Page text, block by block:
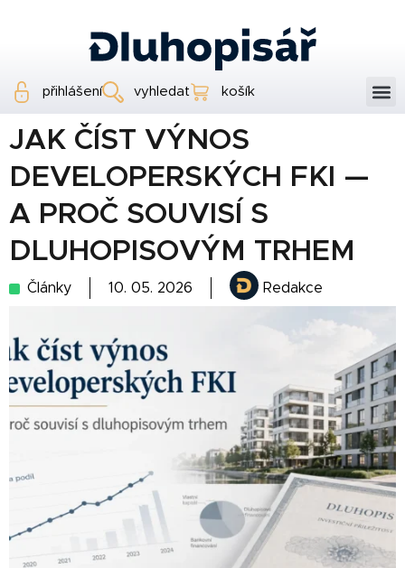
přihlášení vyhledat košík
JAK ČÍST VÝNOS
DEVELOPERSKÝCH FKI —
A PROČ SOUVISÍ S
DLUHOPISOVÝM TRHEM
Články 10. 05. 2026 Redakce